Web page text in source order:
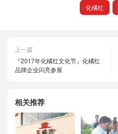
化橘红
上一篇
『2017年化橘红文化节』化橘红
品牌企业闪亮参展
相关推荐